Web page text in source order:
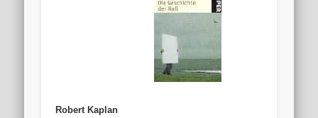
Robert Kaplan